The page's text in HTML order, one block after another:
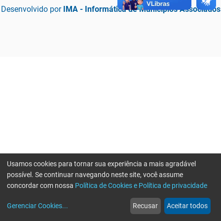
Desenvolvido por IMA - Informática de Municípios Associados
web
Notícias
more_horiz
Mais
Usamos cookies para tornar sua experiência a mais agradável
possível. Se continuar navegando neste site, você assume
concordar com nossa Política de Cookies e Política de privacidade
Gerenciar Cookies... Recusar Aceitar todos
Erro ao enviar informações, por favor tente novamente